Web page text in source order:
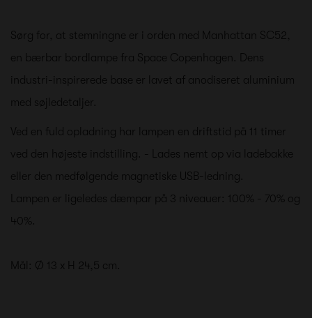
Sørg for, at stemningne er i orden med Manhattan SC52,
en bærbar bordlampe fra Space Copenhagen. Dens
industri-inspirerede base er lavet af anodiseret aluminium
med søjledetaljer.
Ved en fuld opladning har lampen en driftstid på 11 timer
ved den højeste indstilling. - Lades nemt op via ladebakke
eller den medfølgende magnetiske USB-ledning.
Lampen er ligeledes dæmpar på 3 niveauer: 100% - 70% og
40%.
Mål: Ø 13 x H 24,5 cm.